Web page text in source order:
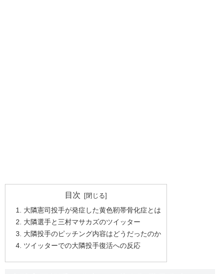
目次
大隣憲司投手が発症した黄色靭帯骨化症とは
大隣選手と三村マサカズのツイッター
大隣投手のピッチング内容はどうだったのか
ツイッターでの大隣投手復活への反応